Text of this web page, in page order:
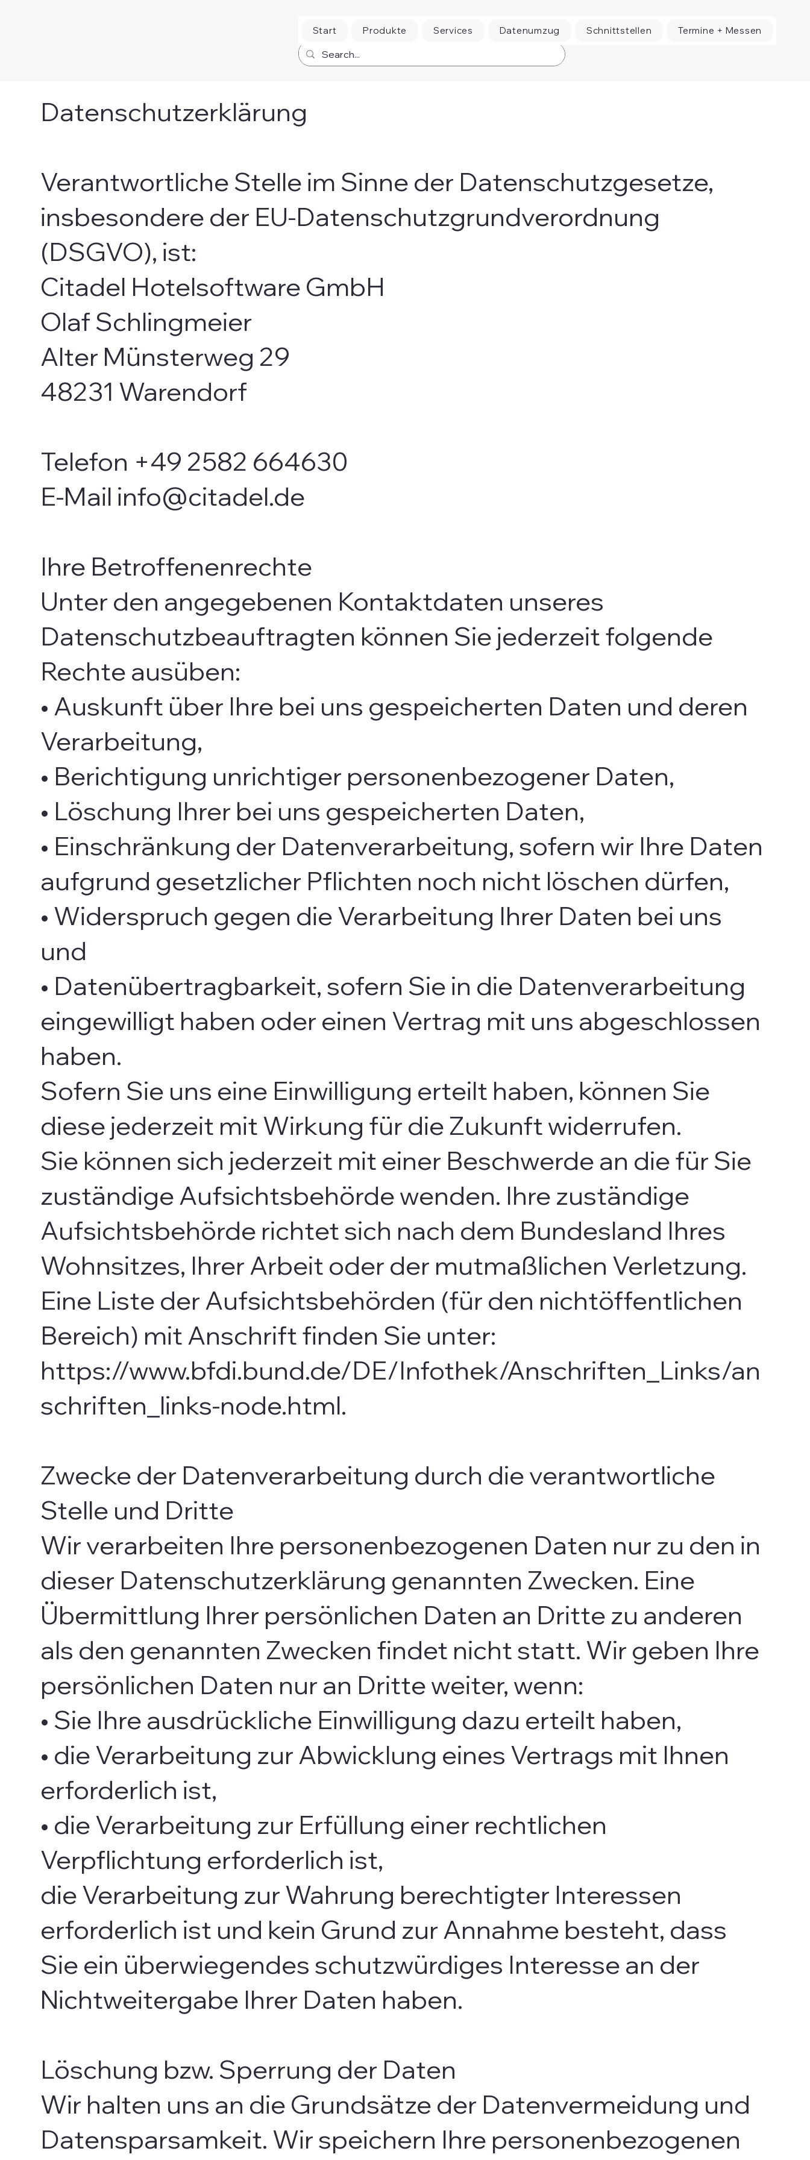
Start Produkte Services Datenumzug Schnittstellen Termine + Messen
Datenschutzerklärung
Verantwortliche Stelle im Sinne der Datenschutzgesetze,
insbesondere der EU-Datenschutzgrundverordnung
(DSGVO), ist:
Citadel Hotelsoftware GmbH
Olaf Schlingmeier
Alter Münsterweg 29
48231 Warendorf
Telefon +49 2582 664630
E-Mail info@citadel.de
Ihre Betroffenenrechte
Unter den angegebenen Kontaktdaten unseres
Datenschutzbeauftragten können Sie jederzeit folgende
Rechte ausüben:
• Auskunft über Ihre bei uns gespeicherten Daten und deren
Verarbeitung,
• Berichtigung unrichtiger personenbezogener Daten,
• Löschung Ihrer bei uns gespeicherten Daten,
• Einschränkung der Datenverarbeitung, sofern wir Ihre Daten
aufgrund gesetzlicher Pflichten noch nicht löschen dürfen,
• Widerspruch gegen die Verarbeitung Ihrer Daten bei uns
und
• Datenübertragbarkeit, sofern Sie in die Datenverarbeitung
eingewilligt haben oder einen Vertrag mit uns abgeschlossen
haben.
Sofern Sie uns eine Einwilligung erteilt haben, können Sie
diese jederzeit mit Wirkung für die Zukunft widerrufen.
Sie können sich jederzeit mit einer Beschwerde an die für Sie
zuständige Aufsichtsbehörde wenden. Ihre zuständige
Aufsichtsbehörde richtet sich nach dem Bundesland Ihres
Wohnsitzes, Ihrer Arbeit oder der mutmaßlichen Verletzung.
Eine Liste der Aufsichtsbehörden (für den nichtöffentlichen
Bereich) mit Anschrift finden Sie unter:
https://www.bfdi.bund.de/DE/Infothek/Anschriften_Links/an
schriften_links-node.html.
Zwecke der Datenverarbeitung durch die verantwortliche
Stelle und Dritte
Wir verarbeiten Ihre personenbezogenen Daten nur zu den in
dieser Datenschutzerklärung genannten Zwecken. Eine
Übermittlung Ihrer persönlichen Daten an Dritte zu anderen
als den genannten Zwecken findet nicht statt. Wir geben Ihre
persönlichen Daten nur an Dritte weiter, wenn:
• Sie Ihre ausdrückliche Einwilligung dazu erteilt haben,
• die Verarbeitung zur Abwicklung eines Vertrags mit Ihnen
erforderlich ist,
• die Verarbeitung zur Erfüllung einer rechtlichen
Verpflichtung erforderlich ist,
die Verarbeitung zur Wahrung berechtigter Interessen
erforderlich ist und kein Grund zur Annahme besteht, dass
Sie ein überwiegendes schutzwürdiges Interesse an der
Nichtweitergabe Ihrer Daten haben.
Löschung bzw. Sperrung der Daten
Wir halten uns an die Grundsätze der Datenvermeidung und
Datensparsamkeit. Wir speichern Ihre personenbezogenen